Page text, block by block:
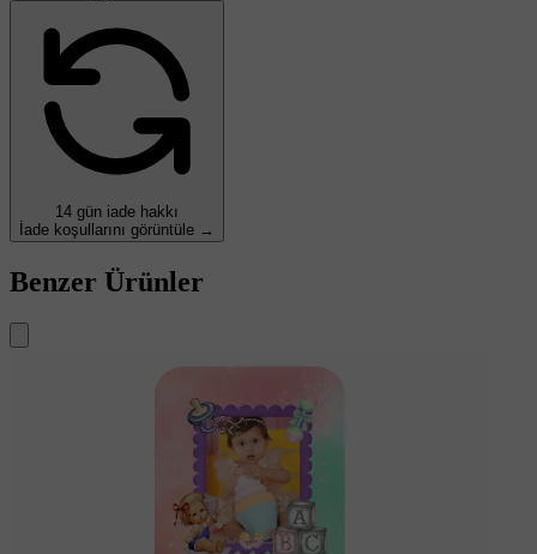
14 gün iade hakkı
İade koşullarını görüntüle →
Benzer Ürünler